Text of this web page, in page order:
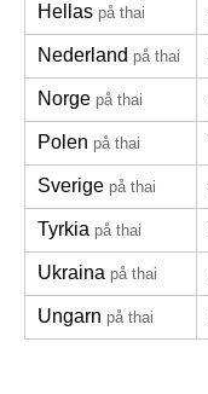
Hellas på thai
Nederland på thai
Norge på thai
Polen på thai
Sverige på thai
Tyrkia på thai
Ukraina på thai
Ungarn på thai